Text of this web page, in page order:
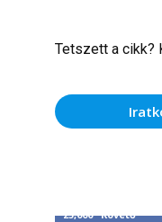
Tetszett a cikk?
25,000 Követő